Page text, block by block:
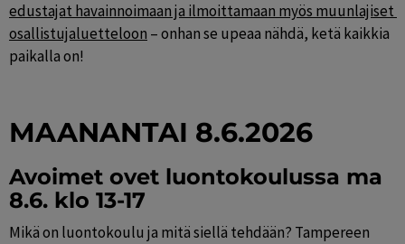
edustajat havainnoimaan ja ilmoittamaan myös muunlajiset
osallistujaluetteloon – onhan se upeaa nähdä, ketä kaikkia
paikalla on!
MAANANTAI 8.6.2026
Avoimet ovet luontokoulussa ma
8.6. klo 13-17
Mikä on luontokoulu ja mitä siellä tehdään? Tampereen